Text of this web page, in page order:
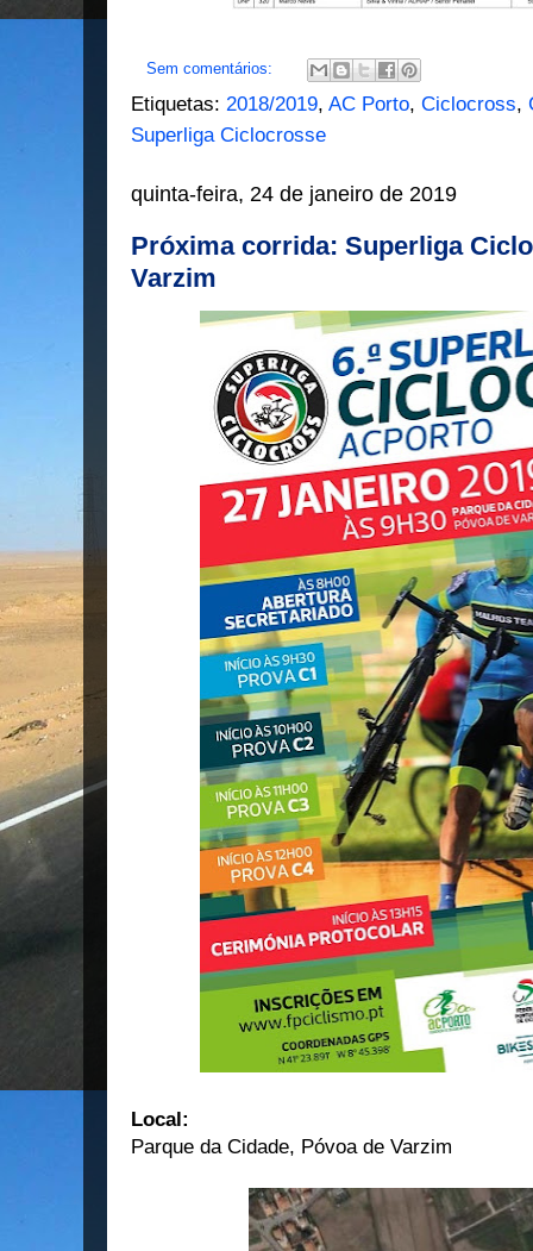
Sem comentários:
Etiquetas: 2018/2019, AC Porto, Ciclocross,
Superliga Ciclocrosse
quinta-feira, 24 de janeiro de 2019
Próxima corrida: Superliga
Varzim
Local:
Parque da Cidade, Póvoa de Varzim